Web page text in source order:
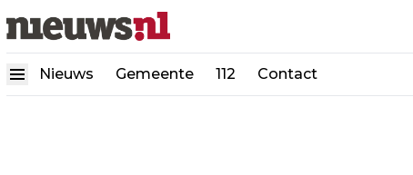
Nieuws Gemeente 112 Contact